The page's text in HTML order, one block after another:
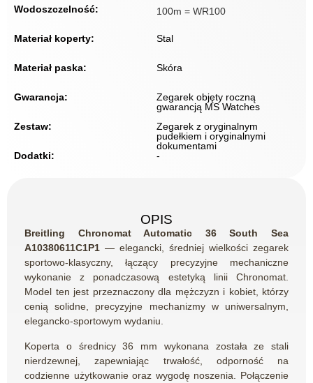
Wodoszczelność: 100m = WR100
Materiał koperty: Stal
Materiał paska: Skóra
Gwarancja:
Zegarek objęty roczną
gwarancją MS Watches
Zestaw:
Zegarek z oryginalnym
pudełkiem i oryginalnymi
dokumentami
Dodatki:
-
OPIS
Breitling Chronomat Automatic 36 South Sea
A10380611C1P1 — elegancki, średniej wielkości zegarek
sportowo-klasyczny, łączący precyzyjne mechaniczne
wykonanie z ponadczasową estetyką linii Chronomat.
Model ten jest przeznaczony dla mężczyzn i kobiet, którzy
cenią solidne, precyzyjne mechanizmy w uniwersalnym,
elegancko-sportowym wydaniu.
Koperta o średnicy 36 mm wykonana została ze stali
nierdzewnej, zapewniając trwałość, odporność na
codzienne użytkowanie oraz wygodę noszenia. Połączenie